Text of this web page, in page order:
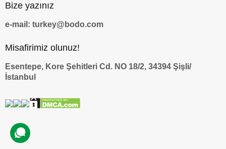
Bize yazınız
e-mail: turkey@bodo.com
Misafirimiz olunuz!
Esentepe, Kore Şehitleri Cd. NO 18/2, 34394 Şişli/
İstanbul